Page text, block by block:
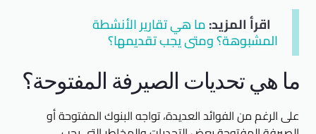
اقرأ المزيد:ما هي تقارير الأنشطة
المشبوهة؟ ومتى يجب تقديمها؟
ما هي تحديات الصيرفة المفتوحة؟
على الرغم من الفوائد العديدة، تواجه البنوك المفتوحة أو